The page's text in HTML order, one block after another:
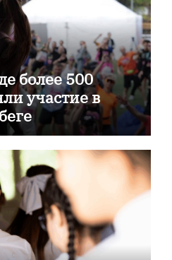
более 500
участие в